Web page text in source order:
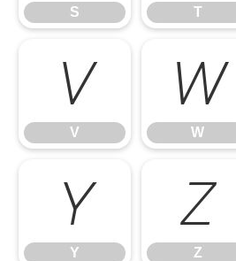
S T
V
V
W
W
Y
Y
Z
Z